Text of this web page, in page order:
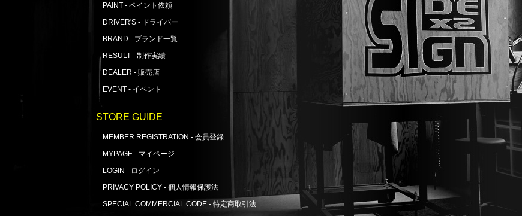
PAINT - ペイント依頼
DRIVER'S - ドライバー
BRAND - ブランド一覧
RESULT - 制作実績
DEALER - 販売店
EVENT - イベント
STORE GUIDE
MEMBER REGISTRATION - 会員登録
MYPAGE - マイページ
LOGIN - ログイン
PRIVACY POLICY - 個人情報保護法
SPECIAL COMMERCIAL CODE - 特定商取引法